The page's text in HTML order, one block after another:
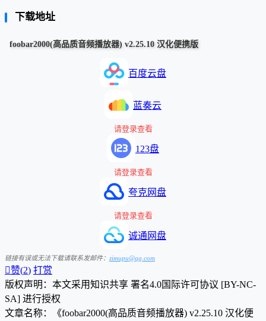
下载地址
foobar2000(高品质音频播放器) v2.25.10 汉化便携版
百度云盘
蓝奏云
请登录查看
123盘
请登录查看
夸克网盘
请登录查看
诚通网盘
链接有误或无法下载请联系发邮件： zimupu@qq.com
赞(2) 打赏
版权声明：本文采用知识共享 署名4.0国际许可协议 [BY-NC-
SA] 进行授权
文章名称：《foobar2000(高品质音频播放器) v2.25.10 汉化便